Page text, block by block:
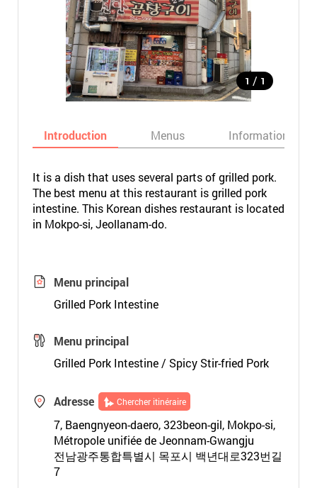
1 / 1
Introduction Menus Informations
It is a dish that uses several parts of grilled pork.
The best menu at this restaurant is grilled pork
intestine. This Korean dishes restaurant is located
in Mokpo-si, Jeollanam-do.
Menu principal
Grilled Pork Intestine
Menu principal
Grilled Pork Intestine / Spicy Stir-fried Pork
Adresse Chercher itinéraire
7, Baengnyeon-daero, 323beon-gil, Mokpo-si,
Métropole unifiée de Jeonnam-Gwangju
전남광주통합특별시 목포시 백년대로323번길
7